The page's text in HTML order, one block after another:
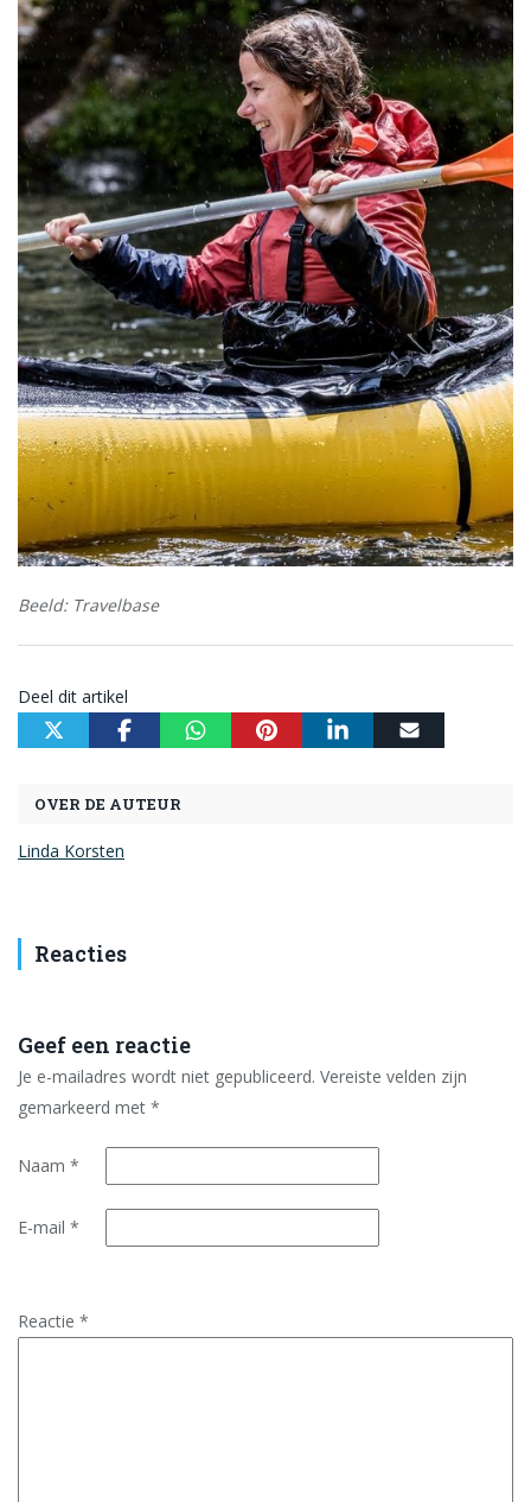
Beeld: Travelbase
Deel dit artikel
OVER DE AUTEUR
Linda Korsten
Reacties
Geef een reactie
Je e-mailadres wordt niet gepubliceerd. Vereiste velden zijn
gemarkeerd met *
Naam *
E-mail *
Reactie *